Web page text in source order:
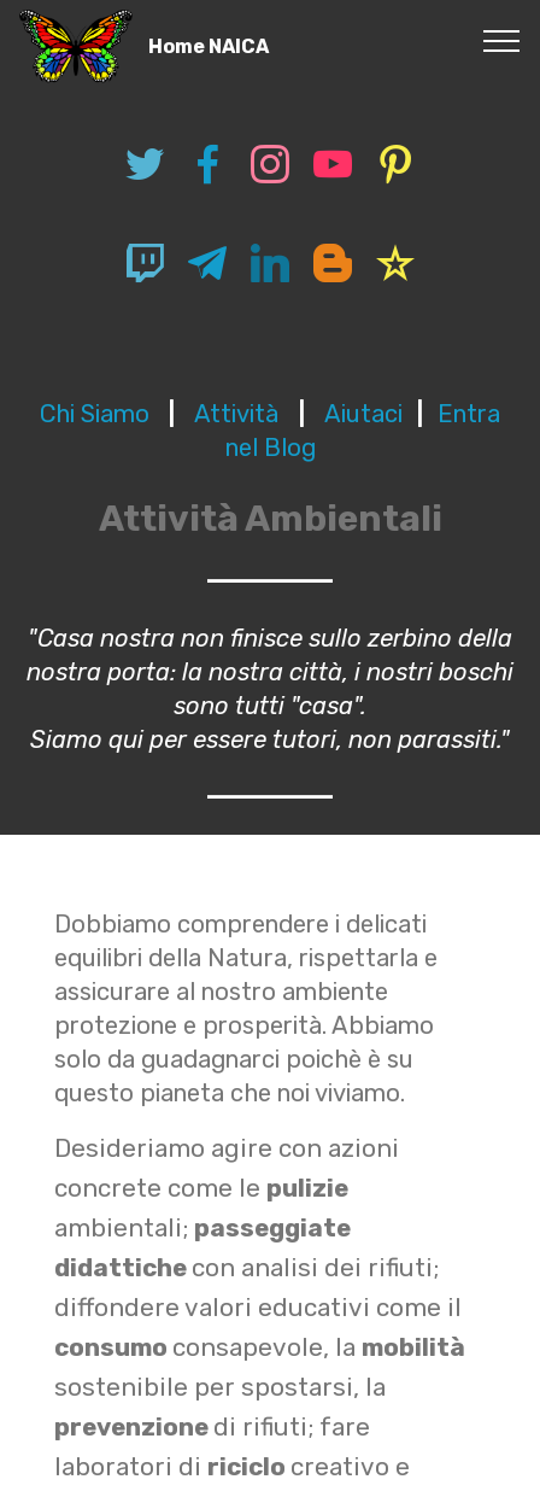
Home NAICA
Chi Siamo Attività Aiutaci
Entra
nel Blog
Attività Ambientali
"Casa nostra non finisce sullo zerbino della
nostra porta: la nostra città, i nostri boschi
sono tutti "casa".
Siamo qui per essere tutori, non parassiti."
Dobbiamo comprendere i delicati
equilibri della Natura, rispettarla e
assicurare al nostro ambiente
protezione e prosperità. Abbiamo
solo da guadagnarci poichè è su
questo pianeta che noi viviamo.
Desideriamo agire con azioni
concrete come le pulizie
ambientali; passeggiate
didattiche con analisi dei rifiuti;
diffondere valori educativi come il
consumo consapevole, la mobilità
sostenibile per spostarsi, la
prevenzione di rifiuti; fare
laboratori di riciclo creativo e